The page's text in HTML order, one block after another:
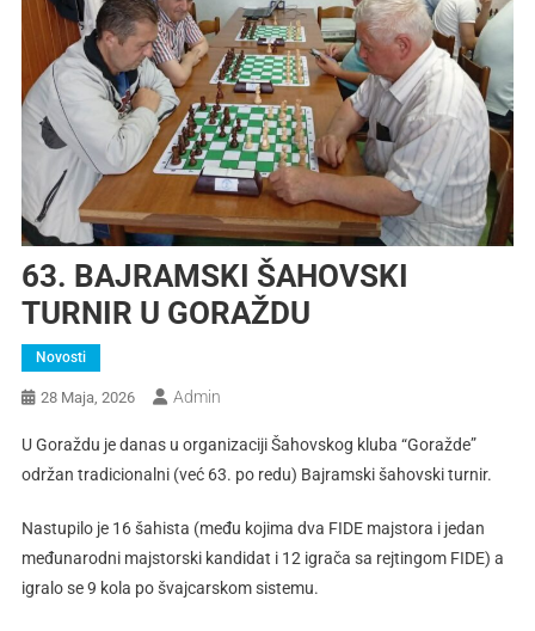
63. BAJRAMSKI ŠAHOVSKI
TURNIR U GORAŽDU
Novosti
28 Maja, 2026 Admin
U Goraždu je danas u organizaciji Šahovskog kluba “Goražde”
održan tradicionalni (već 63. po redu) Bajramski šahovski turnir.
Nastupilo je 16 šahista (među kojima dva FIDE majstora i jedan
međunarodni majstorski kandidat i 12 igrača sa rejtingom FIDE) a
igralo se 9 kola po švajcarskom sistemu.